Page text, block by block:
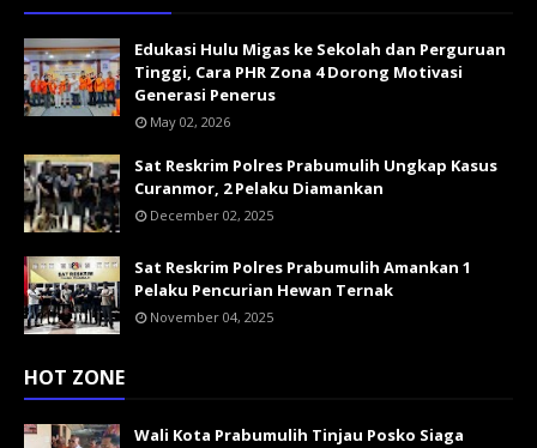
Edukasi Hulu Migas ke Sekolah dan Perguruan
Tinggi, Cara PHR Zona 4 Dorong Motivasi
Generasi Penerus
May 02, 2026
Sat Reskrim Polres Prabumulih Ungkap Kasus
Curanmor, 2 Pelaku Diamankan
December 02, 2025
Sat Reskrim Polres Prabumulih Amankan 1
Pelaku Pencurian Hewan Ternak
November 04, 2025
HOT ZONE
Wali Kota Prabumulih Tinjau Posko Siaga